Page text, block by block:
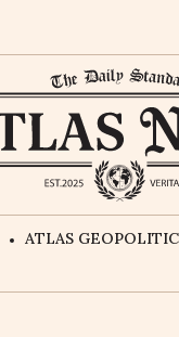
ATLAS GEOPOLITIC